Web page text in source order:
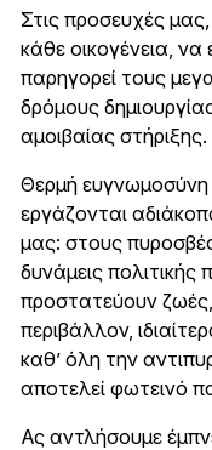
Στις προσευχές
κάθε οικογένεια,
παρηγορεί τους
δρόμους
αμοιβαίας στήριξης.
Θερμή
εργάζονται
μας: στους
δυνάμεις
προστατεύουν ζωές,
περιβάλλον,
καθ’ όλη την
αποτελεί φωτεινό
Ας αντλήσουμε